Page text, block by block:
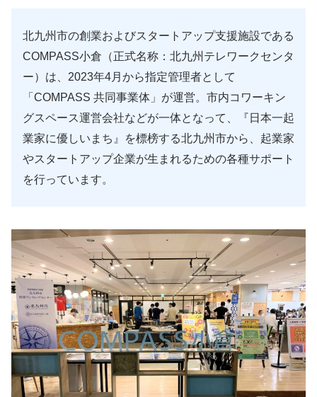
北九州市の創業およびスタートアップ支援施設である
COMPASS小倉（正式名称：北九州テレワークセンタ
ー）は、2023年4月から指定管理者として
「COMPASS 共同事業体」が運営。市内コワーキン
グスペース運営会社などが一体となって、『日本一起
業家に優しいまち』を標榜する北九州市から、起業家
やスタートアップ企業が生まれるための各種サポート
を行っています。